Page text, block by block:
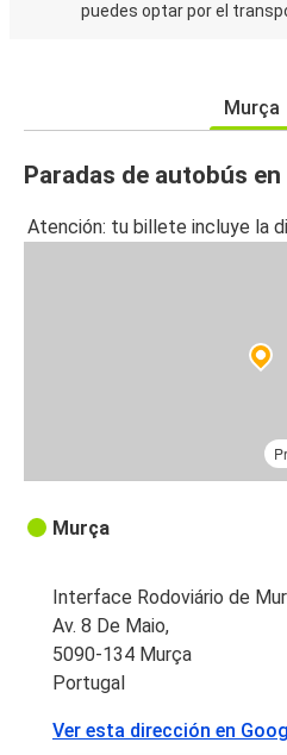
puedes optar por el
Murça
Paradas de autobús
Atención: tu billete incluye la
Murça
Interface Rodoviário de
Av. 8 De Maio,
5090-134 Murça
Portugal
Ver esta dirección en